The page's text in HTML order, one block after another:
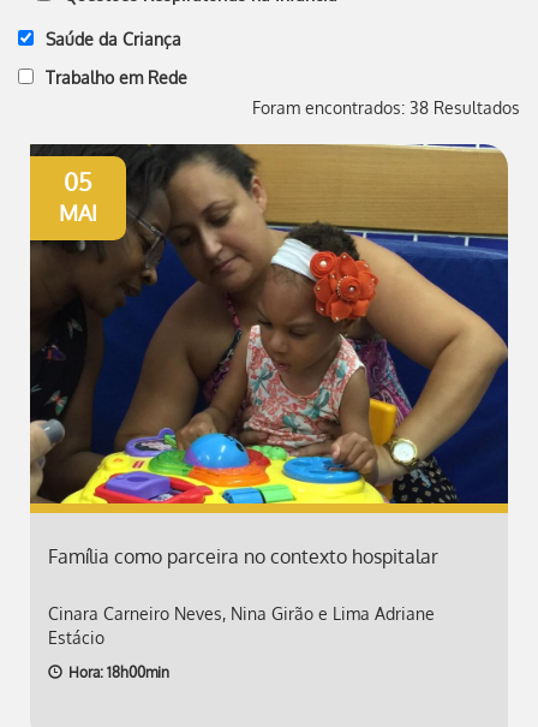
Saúde da Criança
Trabalho em Rede
Foram encontrados: 38 Resultados
05
MAI
Família como parceira no contexto hospitalar
Cinara Carneiro Neves, Nina Girão e Lima Adriane
Estácio
Hora: 18h00min